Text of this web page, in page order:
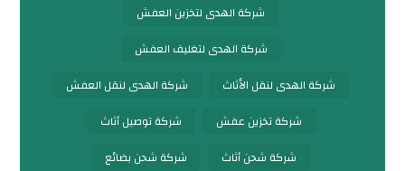
شركة الهدى لتخزين العفش
شركة الهدى لتغليف العفش
شركة الهدى لنقل الأثاث
شركة الهدى لنقل العفش
شركة تخزين عفش
شركة توصيل أثاث
شركة شحن أثاث
شركة شحن بضائع